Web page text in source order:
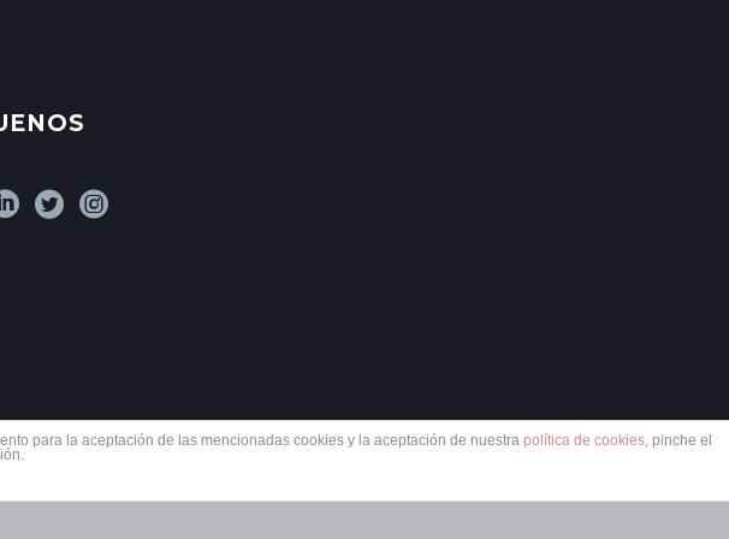
para la aceptación de las mencionadas cookies y la aceptación de nuestra política de cookies, pinche el